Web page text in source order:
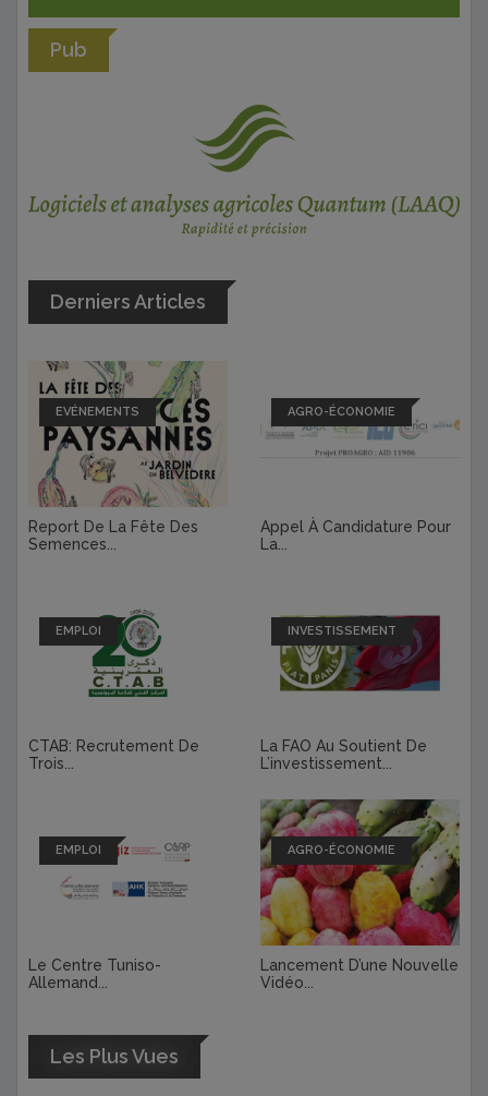
Pub
Derniers Articles
EVÉNEMENTS
Report De La Fête Des
Semences...
AGRO-ÉCONOMIE
Appel À Candidature Pour
La...
EMPLOI
CTAB: Recrutement De
Trois...
INVESTISSEMENT
La FAO Au Soutient De
L’investissement...
EMPLOI
Le Centre Tuniso-
Allemand...
AGRO-ÉCONOMIE
Lancement D’une Nouvelle
Vidéo...
Les Plus Vues